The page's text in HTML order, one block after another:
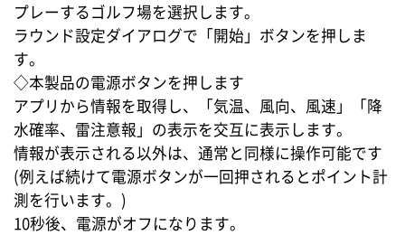
プレーするゴルフ場を選択します。
ラウンド設定ダイアログで「開始」ボタンを押しま
す。
◇本製品の電源ボタンを押します
アプリから情報を取得し、「気温、風向、風速」「降
水確率、雷注意報」の表示を交互に表示します。
情報が表示される以外は、通常と同様に操作可能です
(例えば続けて電源ボタンが一回押されるとポイント計
測を行います。)
10秒後、電源がオフになります。